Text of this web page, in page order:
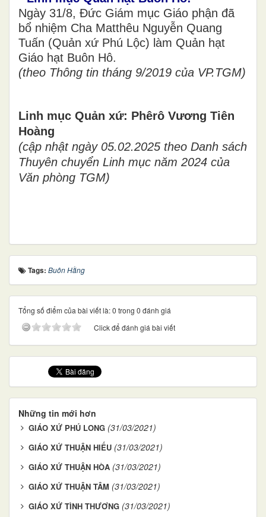
Ngày 31/8, Đức Giám mục Giáo phận đã
bổ nhiệm Cha Matthêu Nguyễn Quang
Tuấn (Quản xứ Phú Lộc) làm Quản hạt
Giáo hạt Buôn Hô.
(theo Thông tin tháng 9/2019 của VP.TGM)
Linh mục Quản xứ: Phêrô Vương Tiên
Hoàng
(cập nhật ngày 05.02.2025 theo Danh sách
Thuyên chuyển Linh mục năm 2024 của
Văn phòng TGM)
Tags: Buôn Hằng
Tổng số điểm của bài viết là: 0 trong 0 đánh giá
Click để đánh giá bài viết
Những tin mới hơn
GIÁO XỨ PHÚ LONG (31/03/2021)
GIÁO XỨ THUẬN HIẾU (31/03/2021)
GIÁO XỨ THUẬN HÒA (31/03/2021)
GIÁO XỨ THUẬN TÂM (31/03/2021)
GIÁO XỨ TÌNH THƯƠNG (31/03/2021)